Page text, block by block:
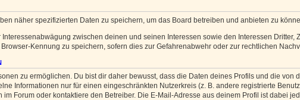
näher spezifizierten Daten zu speichern, um das Board betreiben und anbieten zu
zwischen deinen und seinen Interessen sowie den Interessen Dritter,
Kennung zu speichern, sofern dies zur Gefahrenabwehr oder zur rechtlichen
zu ermöglichen. Du bist dir daher bewusst, dass die Daten deines Profils und die von
Informationen nur für einen eingeschränkten Nutzerkreis (z. B. andere registrierte
Forum oder kontaktiere den Betreiber. Die E-Mail-Adresse aus deinem Profil ist dabei